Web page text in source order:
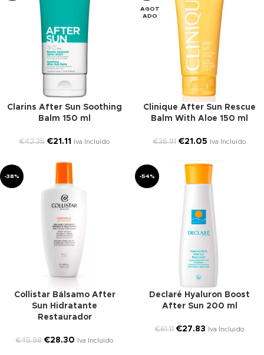
Clarins After Sun Soothing
Balm 150 ml
€42.35 €21.11 Iva Incluido
AGOT
ADO
Clinique After Sun Rescue
Balm With Aloe 150 ml
€36.91 €21.05 Iva Incluido
-38%
Collistar Bálsamo After
Sun Hidratante
Restaurador
€45.98 €28.30 Iva Incluido
-54%
Declaré Hyaluron Boost
After Sun 200 ml
€61.11 €27.83 Iva Incluido